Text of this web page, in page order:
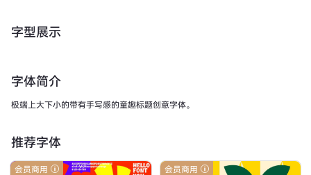
字型展示
字体简介
极端上大下小的带有手写感的童趣标题创意字体。
推荐字体
会员商用 会员商用